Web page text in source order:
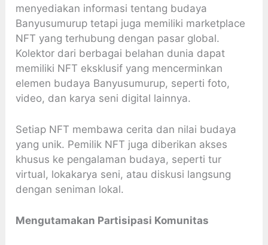
menyediakan informasi tentang budaya
Banyusumurup tetapi juga memiliki marketplace
NFT yang terhubung dengan pasar global.
Kolektor dari berbagai belahan dunia dapat
memiliki NFT eksklusif yang mencerminkan
elemen budaya Banyusumurup, seperti foto,
video, dan karya seni digital lainnya.
Setiap NFT membawa cerita dan nilai budaya
yang unik. Pemilik NFT juga diberikan akses
khusus ke pengalaman budaya, seperti tur
virtual, lokakarya seni, atau diskusi langsung
dengan seniman lokal.
Mengutamakan Partisipasi Komunitas